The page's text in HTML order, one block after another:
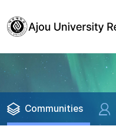
Communities